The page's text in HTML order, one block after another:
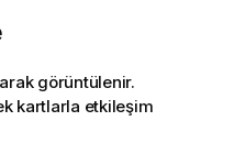
görüntülenir.
kartlarla etkileşim